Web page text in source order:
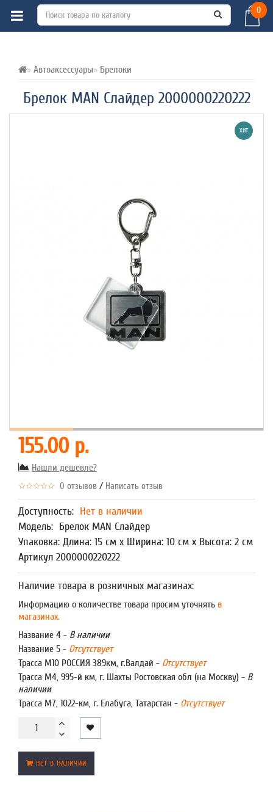
0
Автоаксессуары Брелоки
Брелок MAN Слайдер 2000000220222
ВСЕ О ТОВАРЕ ХАРАКТЕРИСТИКИ
ХИТ
155.00 р.
Нашли дешевле?
0 отзывов / Написать отзыв
Доступность: Нет в наличии
Модель: Брелок MAN Слайдер
Упаковка: Длина: 15 см x Ширина: 10 см x Высота: 2 см
Артикул 2000000220222
Наличие товара в розничных магазинах:
Информацию о количестве товара просим уточнять в
магазинах.
Название 4 - В наличии
Название 5 - Отсутствует
Трасса М10 РОССИЯ 389км, г.Валдай - Отсутствует
Трасса М4, 995-й км, г. Шахты Ростовская обл (на Москву) - В
наличии
Трасса М7, 1022-км, г. Елабуга, Татарстан - Отсутствует
НЕТ В НАЛИЧИИ